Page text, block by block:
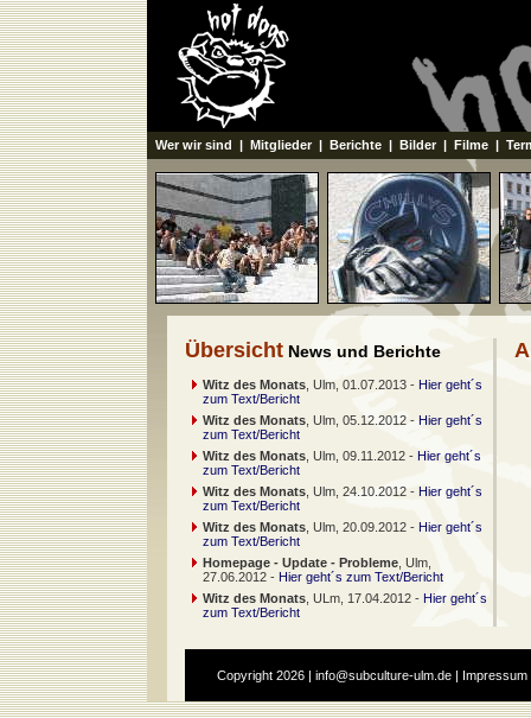
Wer wir sind | Mitglieder | Berichte | Bilder | Filme |
ÜbersichtNews und Berichte
Witz des Monats, Ulm, 01.07.2013 - Hier geht´s
zum Text/Bericht
Witz des Monats, Ulm, 05.12.2012 - Hier geht´s
zum Text/Bericht
Witz des Monats, Ulm, 09.11.2012 - Hier geht´s
zum Text/Bericht
Witz des Monats, Ulm, 24.10.2012 - Hier geht´s
zum Text/Bericht
Witz des Monats, Ulm, 20.09.2012 - Hier geht´s
zum Text/Bericht
Homepage - Update - Probleme, Ulm,
27.06.2012 - Hier geht´s zum Text/Bericht
Witz des Monats, ULm, 17.04.2012 - Hier geht´s
zum Text/Bericht
Copyright 2026 | info@subculture-ulm.de| Impressum